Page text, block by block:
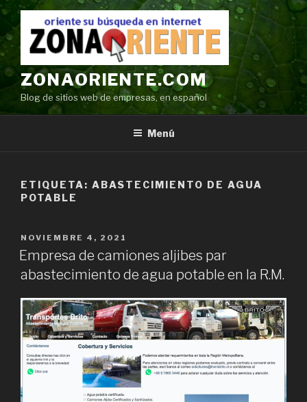
Ir
contenido
ZONAORIENTE.COM
Blog de sitios web de empresas, en español
Menú
ETIQUETA: ABASTECIMIENTO DE AGUA
POTABLE
POSTED
ON
NOVIEMBRE 4, 2021
Empresa de camiones aljibes par
abastecimiento de agua potable en la R.M.